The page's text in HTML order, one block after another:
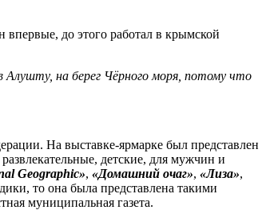
до этого работал в крымской
Алушту, на берег Чёрного моря, потому что
На выставке-ярмарке был представлен
детские, для мужчин и
Geographic», «Домашний очаг», «Лиза»,
то она была представлена такими
муниципальная газета.